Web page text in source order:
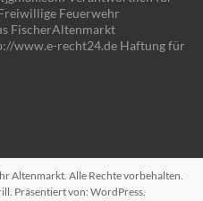
Feuerwehr
FischerAltenmarkt
www.e-recht24.de Haftung für
Altenmarkt. Alle Rechte vorbehalten.
Präsentiert von: WordPress.